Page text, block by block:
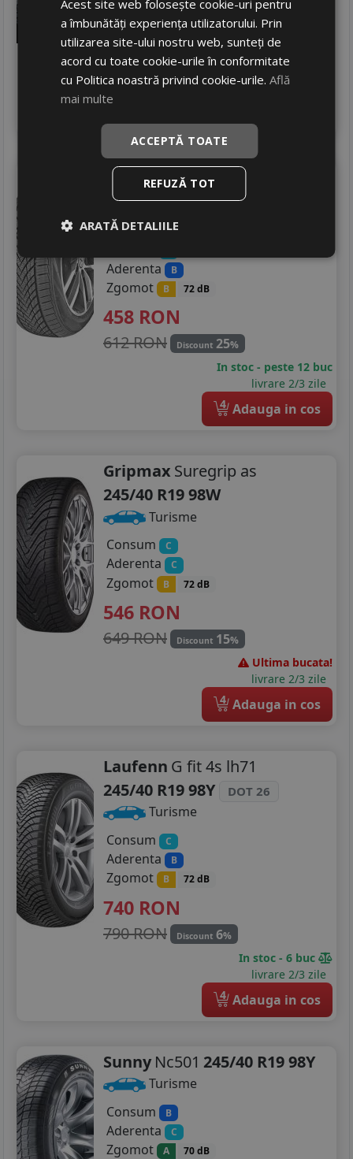
430RON
459 RON Discount6%
Ultima bucata!
livrare 2/3 zile
TracmaxA/s trac saver
245/40 R19 98Y
Turisme
Aderenta B
Zgomot B 72 dB
458 RON
612 RON Discount 25%
In stoc - peste 12 buc
livrare 2/3 zile
4 Adauga in cos
Gripmax Suregrip as
245/40 R19 98W
Turisme
Consum
C
Aderenta C
Zgomot B 72 dB
546 RON
649 RON Discount 15%
Ultima bucata!
livrare 2/3 zile
4 Adauga in cos
Laufenn G fit 4s lh71
245/40 R19 98Y
DOT 26
Turisme
Consum
C
Aderenta B
Zgomot B 72 dB
740 RON
790 RON Discount 6%
In stoc - 6 buc
livrare 2/3 zile
4 Adauga in cos
Sunny Nc501 245/40 R19 98Y
Turisme
Consum
B
Aderenta C
Zgomot A 70 dB
Acest site web folosește cookie-uri pentru
a îmbunătăți experiența utilizatorului. Prin
utilizarea site-ului nostru web, sunteți de
acord cu toate cookie-urile în conformitate
cu Politica noastră privind cookie-urile.Află
mai multe
ACCEPTĂ TOATE
REFUZĂ TOT
ARATĂ DETALIILE